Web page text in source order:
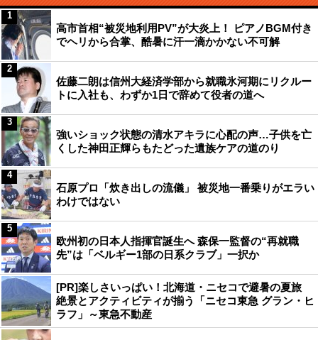
高市首相“被災地利用PV”が大炎上！ ピアノBGM付き
でヘリから合掌、酷暑に汗一滴かかない不可解
1
佐藤二朗は信州大経済学部から就職氷河期にリクルー
トに入社も、わずか1日で辞めて役者の道へ
2
強いショック状態の清水アキラに心配の声…子供を亡
くした神田正輝らもたどった遺族ケアの道のり
3
石原プロ「炊き出しの流儀」 被災地一番乗りがエラい
わけではない
4
欧州初の日本人指揮官誕生へ 森保一監督の“再就職
先”は「ベルギー1部の日系クラブ」一択か
5
[PR]楽しさいっぱい！北海道・ニセコで避暑の夏旅
絶景とアクティビティが揃う「ニセコ東急 グラン・ヒ
ラフ」～東急不動産